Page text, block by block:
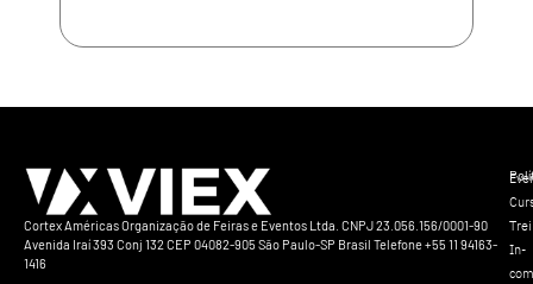
Cortex Américas Organização de Feiras e Eventos Ltda. CNPJ 23.056.156/0001-90
Avenida Iraí 393 Conj 132 CEP 04082-905 São Paulo-SP Brasil Telefone +55 11 94163-
1416
In-